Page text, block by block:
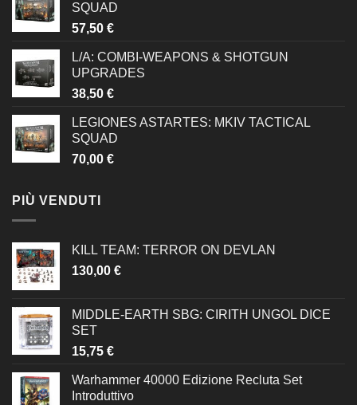
SQUAD
57,50 €
L/A: COMBI-WEAPONS & SHOTGUN
UPGRADES
38,50 €
LEGIONES ASTARTES: MKIV TACTICAL
SQUAD
70,00 €
PIÙ VENDUTI
KILL TEAM: TERROR ON DEVLAN
130,00 €
MIDDLE-EARTH SBG: CIRITH UNGOL DICE
SET
15,75 €
Warhammer 40000 Edizione Recluta Set
Introduttivo